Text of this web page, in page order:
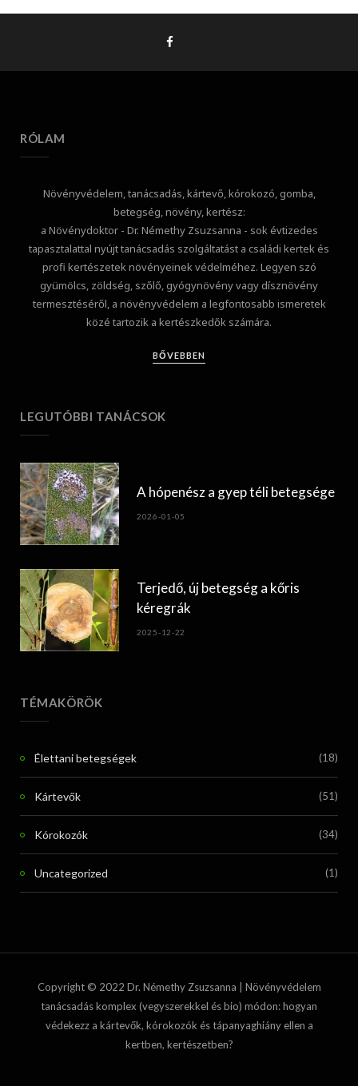
RÓLAM
Növényvédelem, tanácsadás, kártevő, kórokozó, gomba,
betegség, növény, kertész:
a Növénydoktor - Dr. Némethy Zsuzsanna - sok évtizedes
tapasztalattal nyújt tanácsadás szolgáltatást a családi kertek és
profi kertészetek növényeinek védelméhez. Legyen szó
gyümölcs, zöldség, szőlő, gyógynövény vagy dísznövény
termesztéséről, a növényvédelem a legfontosabb ismeretek
közé tartozik a kertészkedők számára.
BŐVEBBEN
LEGUTÓBBI TANÁCSOK
A hópenész a gyep téli betegsége
2026-01-05
Terjedő, új betegség a kőris
kéregrák
2025-12-22
TÉMAKÖRÖK
Élettani betegségek (18)
Kártevők (51)
Kórokozók (34)
Uncategorized (1)
Copyright © 2022 Dr. Némethy Zsuzsanna | Növényvédelem
tanácsadás komplex (vegyszerekkel és bio) módon: hogyan
védekezz a kártevők, kórokozók és tápanyaghiány ellen a
kertben, kertészetben?